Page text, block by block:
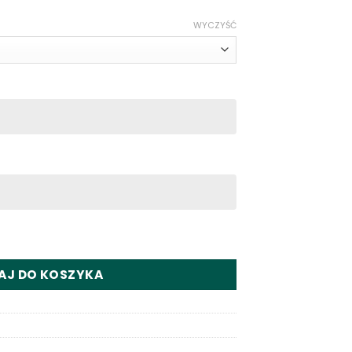
WYCZYŚĆ
Ship From Europe Warehouse
DO KOSZYKA